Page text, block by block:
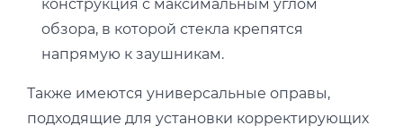
конструкция с максимальным углом
обзора, в которой стекла крепятся
напрямую к заушникам.
Также имеются универсальные оправы,
подходящие для установки корректирующих